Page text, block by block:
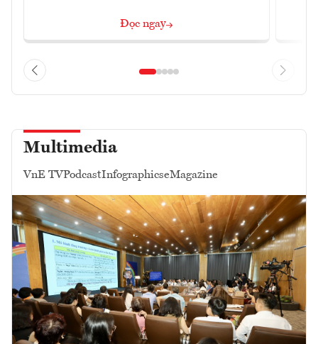
Đọc ngay
Multimedia
VnE TVPodcastInfographicseMagazine